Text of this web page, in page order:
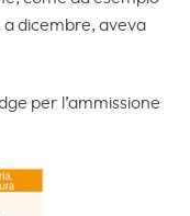
a dicembre, aveva
per l’ammissione